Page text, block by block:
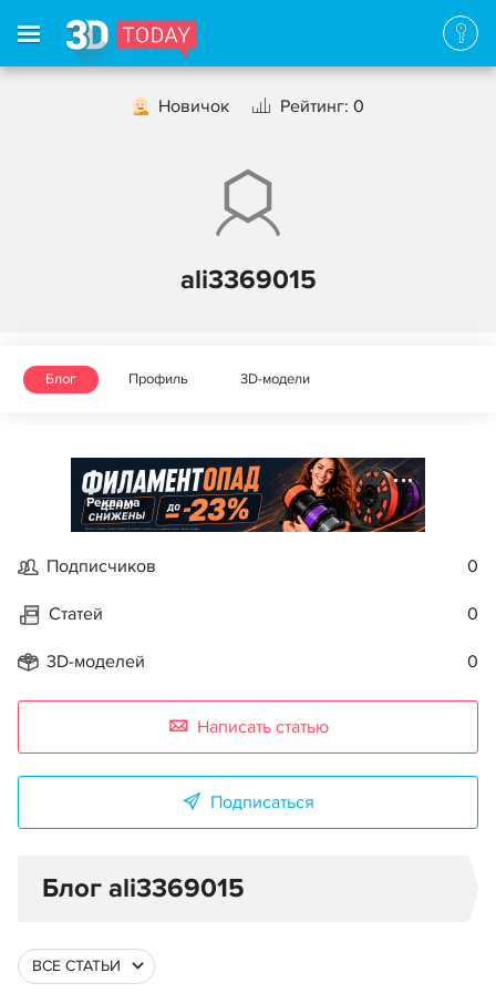
Новичок Рейтинг: 0
ali3369015
Блог Профиль 3D-модели
Реклама
Подписчиков 0
Статей 0
3D-моделей 0
Написать статью
Подписаться
Блог ali3369015
ВСЕ СТАТЬИ